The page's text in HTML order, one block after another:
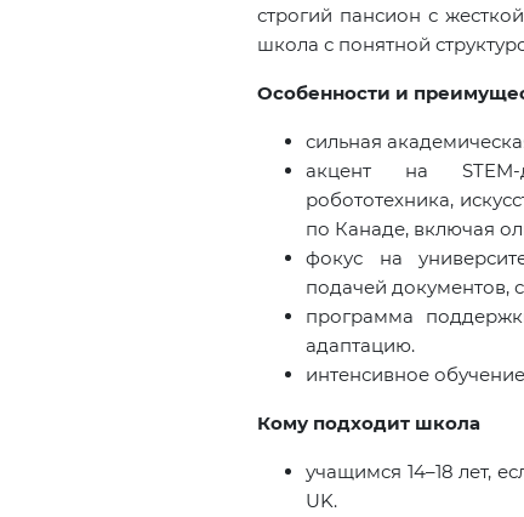
строгий пансион с
школа с понятной
Особенности и
сильная
акцент на STEM-
робототехника,
по Канаде, включая
фокус на
подачей документов,
программа
адаптацию.
интенсивное
Кому подходит школа
учащимся 14–18 лет,
UK.